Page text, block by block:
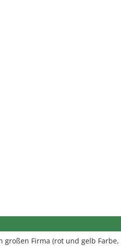
großen Firma (rot und gelb